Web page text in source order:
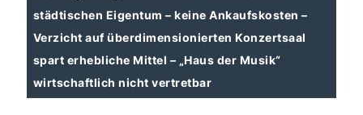
städtischen Eigentum – keine Ankaufskosten –
Verzicht auf überdimensionierten Konzertsaal
spart erhebliche Mittel – „Haus der Musik“
wirtschaftlich nicht vertretbar